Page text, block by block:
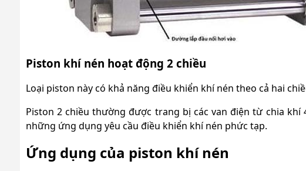
Piston khí nén hoạt động 2 chiều
Loại piston này có khả năng điều khiển khí nén theo cả hai
Piston 2 chiều thường được trang bị các van điện từ chia
những ứng dụng yêu cầu điều khiển khí nén phức tạp.
Ứng dụng của piston khí nén